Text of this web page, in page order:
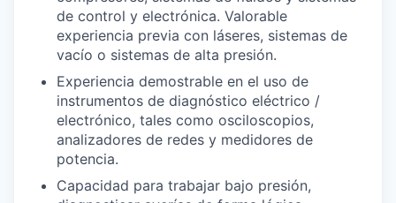
de control y electrónica. Valorable
experiencia previa con láseres, sistemas de
vacío o sistemas de alta presión.
Experiencia demostrable en el uso de
instrumentos de diagnóstico eléctrico /
electrónico, tales como osciloscopios,
analizadores de redes y medidores de
potencia.
Capacidad para trabajar bajo presión,